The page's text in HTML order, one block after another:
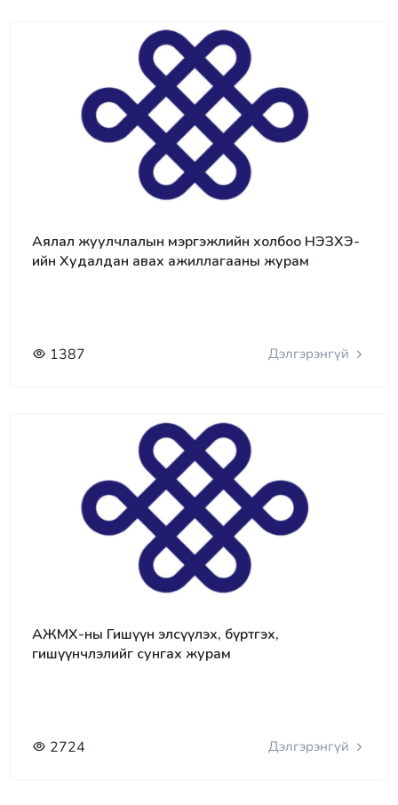
Аялал жуулчлалын мэргэжлийн холбоо НЭЗХЭ-
ийн Худалдан авах ажиллагааны журам
1387 Дэлгэрэнгүй
АЖМХ-ны Гишүүн элсүүлэх, бүртгэх,
гишүүнчлэлийг сунгах журам
2724 Дэлгэрэнгүй